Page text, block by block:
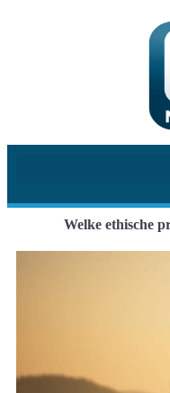
Welke ethische